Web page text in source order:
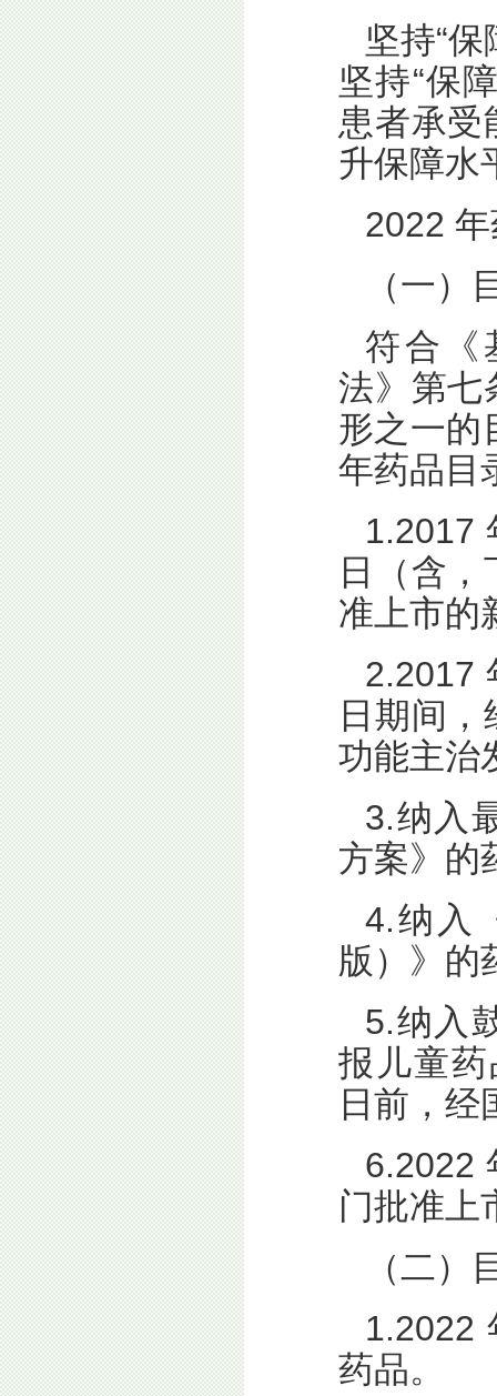
坚持“
坚持“保
患者承受
升保障水
2022
（一）
符合《
法》第七
形之一的
年药品目
1.2017
日（含
准上市的
2.2017
日期间
功能主治
3.纳入
方案》的
4.纳入
版）》的
5.纳入
报儿童
日前，经
6.2022
门批准上
（二）
1.2022
药品。